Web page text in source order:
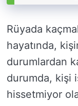
Rüyada
hayatında,
durumlardan
durumda, kişi
hissetmiyor